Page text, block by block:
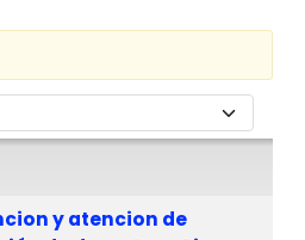
y atencion de